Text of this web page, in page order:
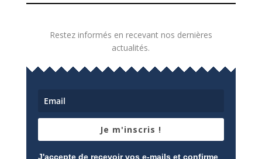
Restez informés en recevant nos dernières
actualités.
Je m'inscris !
J'accepte de recevoir vos e-mails et confirme